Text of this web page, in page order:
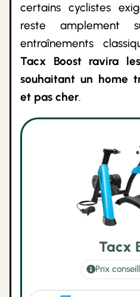
certains cyclistes
reste amplement
entraînements
Tacx Boost ravira
souhaitant un home
et pas cher.
Tacx
Prix